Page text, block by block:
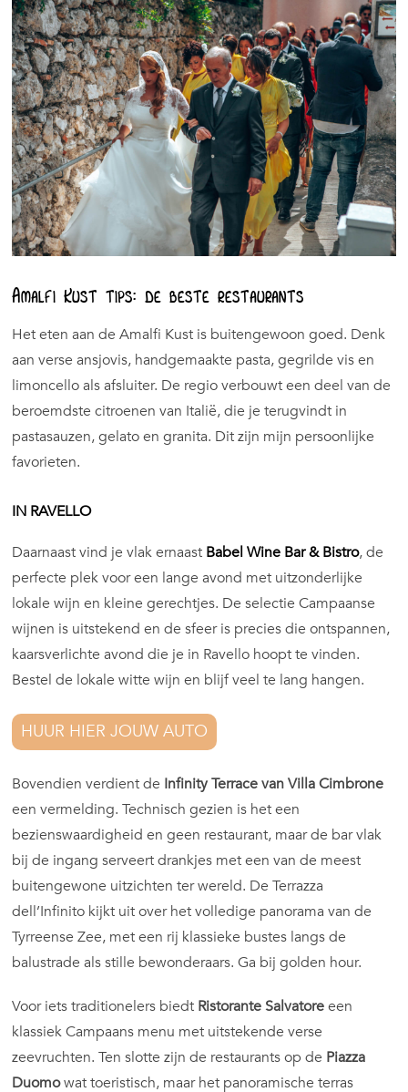
Amalfi Kust tips: de beste restaurants
Het eten aan de Amalfi Kust is buitengewoon goed. Denk
aan verse ansjovis, handgemaakte pasta, gegrilde vis en
limoncello als afsluiter. De regio verbouwt een deel van de
beroemdste citroenen van Italië, die je terugvindt in
pastasauzen, gelato en granita. Dit zijn mijn persoonlijke
favorieten.
IN RAVELLO
Daarnaast vind je vlak ernaast Babel Wine Bar & Bistro, de
perfecte plek voor een lange avond met uitzonderlijke
lokale wijn en kleine gerechtjes. De selectie Campaanse
wijnen is uitstekend en de sfeer is precies die ontspannen,
kaarsverlichte avond die je in Ravello hoopt te vinden.
Bestel de lokale witte wijn en blijf veel te lang hangen.
HUUR HIER JOUW AUTO
Bovendien verdient de Infinity Terrace van Villa Cimbrone
een vermelding. Technisch gezien is het een
bezienswaardigheid en geen restaurant, maar de bar vlak
bij de ingang serveert drankjes met een van de meest
buitengewone uitzichten ter wereld. De Terrazza
dell’Infinito kijkt uit over het volledige panorama van de
Tyrreense Zee, met een rij klassieke bustes langs de
balustrade als stille bewonderaars. Ga bij golden hour.
Voor iets traditionelers biedt Ristorante Salvatoreeen
klassiek Campaans menu met uitstekende verse
zeevruchten. Ten slotte zijn de restaurants op de Piazza
Duomowat toeristisch, maar het panoramische terras